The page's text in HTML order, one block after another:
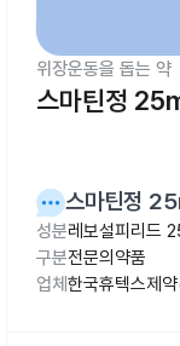
위장운동을 돕는 약
스마틴정
스마틴정
성분레보설피리드
구분전문의약품
업체 한국휴텍스제